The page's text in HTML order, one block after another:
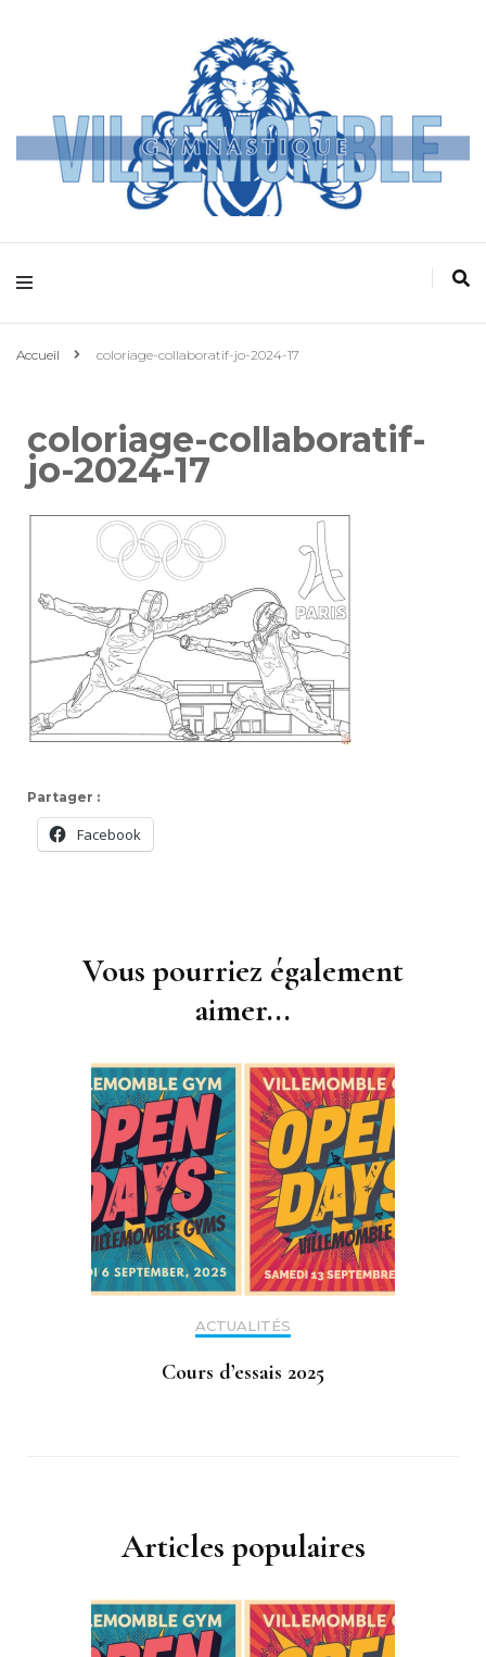
Villemomble
Gymnastique
Accueil coloriage-collaboratif-jo-2024-17
coloriage-collaboratif-
jo-2024-17
Partager :
Facebook
Vous pourriez également
aimer...
ACTUALITÉS
Cours d’essais 2025
Articles populaires